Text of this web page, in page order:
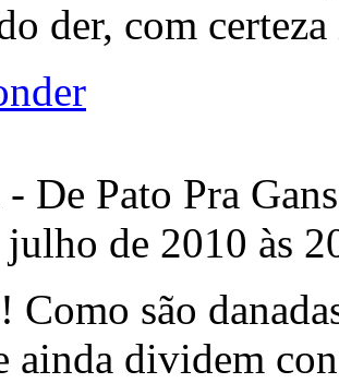
der, com
De Pato Pra
julho de 2010 às
Como são
ainda dividem